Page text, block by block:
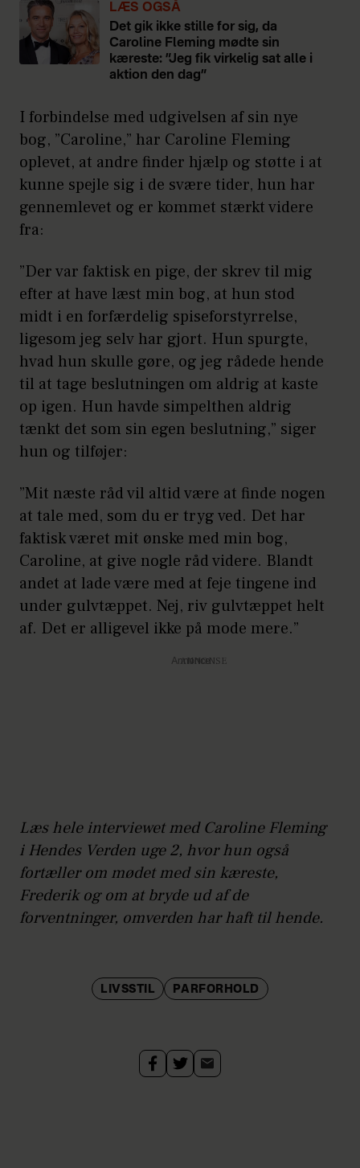
LÆS OGSÅ
Det gik ikke stille for sig, da
Caroline Fleming mødte sin
kæreste: ”Jeg fik virkelig sat alle i
aktion den dag”
I forbindelse med udgivelsen af sin nye
bog, ”Caroline,” har Caroline Fleming
oplevet, at andre finder hjælp og støtte i at
kunne spejle sig i de svære tider, hun har
gennemlevet og er kommet stærkt videre
fra:
”Der var faktisk en pige, der skrev til mig
efter at have læst min bog, at hun stod
midt i en forfærdelig spiseforstyrrelse,
ligesom jeg selv har gjort. Hun spurgte,
hvad hun skulle gøre, og jeg rådede hende
til at tage beslutningen om aldrig at kaste
op igen. Hun havde simpelthen aldrig
tænkt det som sin egen beslutning,” siger
hun og tilføjer:
”Mit næste råd vil altid være at finde nogen
at tale med, som du er tryg ved. Det har
faktisk været mit ønske med min bog,
Caroline, at give nogle råd videre. Blandt
andet at lade være med at feje tingene ind
under gulvtæppet. Nej, riv gulvtæppet helt
af. Det er alligevel ikke på mode mere.”
Annonce
Læs hele interviewet med Caroline Fleming
i Hendes Verden uge 2, hvor hun også
fortæller om mødet med sin kæreste,
Frederik og om at bryde ud af de
forventninger, omverden har haft til hende.
LIVSSTIL PARFORHOLD